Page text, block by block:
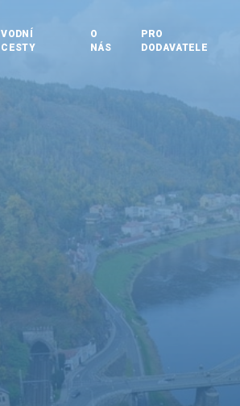
VODNÍ
CESTY
O
NÁS
PRO
DODAVATELE